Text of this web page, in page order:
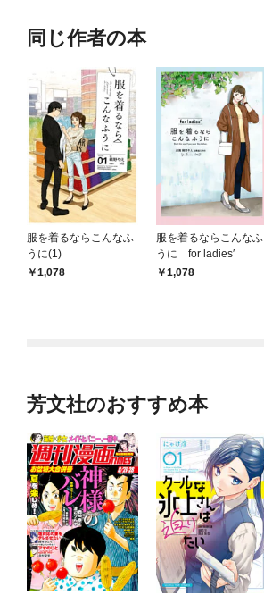
同じ作者の本
服を着るならこんなふ
うに(1)
1,078
服を着るならこんなふ
うに for ladies′
1,078
芳文社のおすすめ本